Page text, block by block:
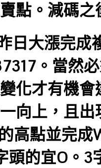
點。減碼
日大漲完成
。當然
化才有機
向上，且
高點並完成
頭的宜O。3